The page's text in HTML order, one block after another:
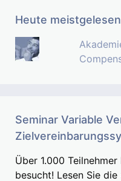
Heute meistgelesen
Seminar Variable
Über 1.000
besucht! Lesen Sie die